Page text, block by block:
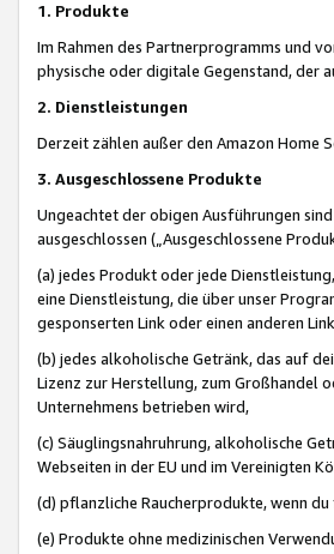
1. Produkte
Im Rahmen des Partnerprogramms und
physische oder digitale Gegenstand, der
2. Dienstleistungen
Derzeit zählen außer den Amazon Home
3. Ausgeschlossene Produkte
Ungeachtet der obigen Ausführungen
ausgeschlossen („Ausgeschlossene
(a) jedes Produkt oder jede
eine Dienstleistung, die über unser
gesponserten Link oder einen anderen
(b) jedes alkoholische Getränk, das auf
Lizenz zur Herstellung, zum Großhandel
Unternehmens betrieben wird,
(c) Säuglingsnahruhrung, alkoholische
Webseiten in der EU und im Vereinigten
(d) pflanzliche Raucherprodukte, wenn
(e) Produkte ohne medizinischen